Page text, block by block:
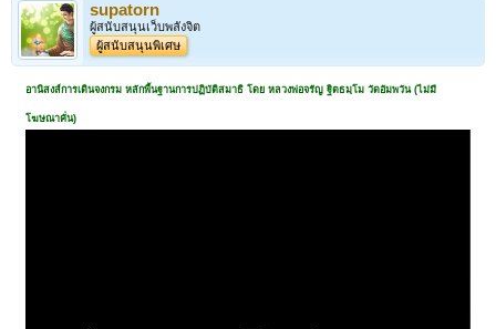
supatorn
ผู้สนับสนุนเว็บพลังจิต
ผู้สนับสนุนพิเศษ
อานิสงส์การเดินจงกรม หลักพื้นฐานการปฏิบัติสมาธิ โดย หลวงพ่อจรัญ ฐิตธมฺโม วัดอัมพวัน (ไม่มี
โฆษณาคั่น)